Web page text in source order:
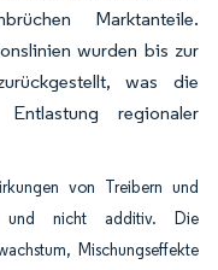
Marktanteile.
wurden bis zur
was die
regionaler
von Treibern und
und nicht additiv. Die
Mischungseffekte